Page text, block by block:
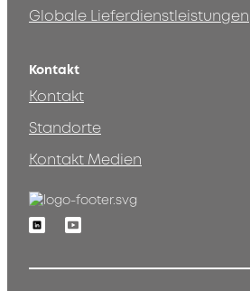
Globale Lieferdienstleistungen
Kontakt
Kontakt
Standorte
Kontakt Medien
LinkedinYoutube